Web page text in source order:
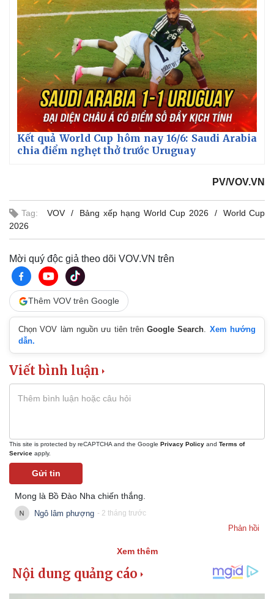
Kinh tế
Bất động sản
Khởi nghiệp
Thị trường
Chứng khoán
Giá cà phê
Kết quả World Cup hôm nay 16/6: Saudi Arabia
chia điểm nghẹt thở trước Uruguay
PV/VOV.VN
Tag: VOV Bảng xếp hạng World Cup 2026
World Cup
2026
Mời quý độc giả theo dõi VOV.VN trên
Thêm VOV trên Google
Chọn VOV làm nguồn ưu tiên trênGoogle Search. Xem hướng
dẫn.
Viết bình luận
This site is protected by reCAPTCHA and the Google Privacy Policy and Terms of
Service apply.
Gửi tin
Mong là Bồ Đào Nha chiến thắng.
Ngô lâm phượng - 2 tháng trước
Phản hồi
Xem thêm